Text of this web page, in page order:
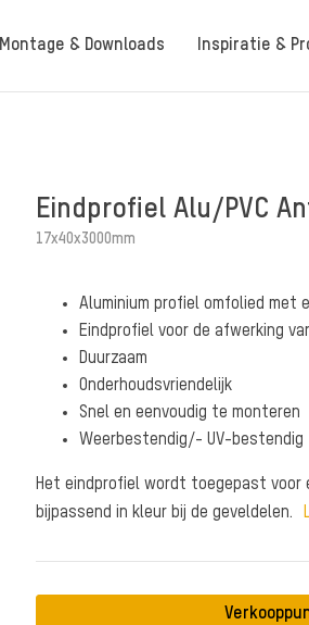
Montage & Downloads Inspiratie &
Eindprofiel Alu/PVC
17x40x3000mm
Aluminium profiel omfolied met
Eindprofiel voor de afwerking
Duurzaam
Onderhoudsvriendelijk
Snel en eenvoudig te monteren
Weerbestendig/- UV-bestendig
Het eindprofiel wordt toegepast voor
bijpassend in kleur bij de geveldelen.